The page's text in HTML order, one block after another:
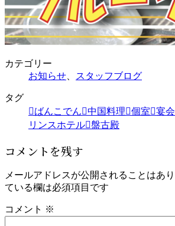
カテゴリー
お知らせ
スタッフブログ
タグ
ばんこでん
中国料理 個室 宴会
リンスホテル 盤古殿
コメントを残す
メールアドレスが公開されることはあり
ている欄は必須項目です
コメント ※